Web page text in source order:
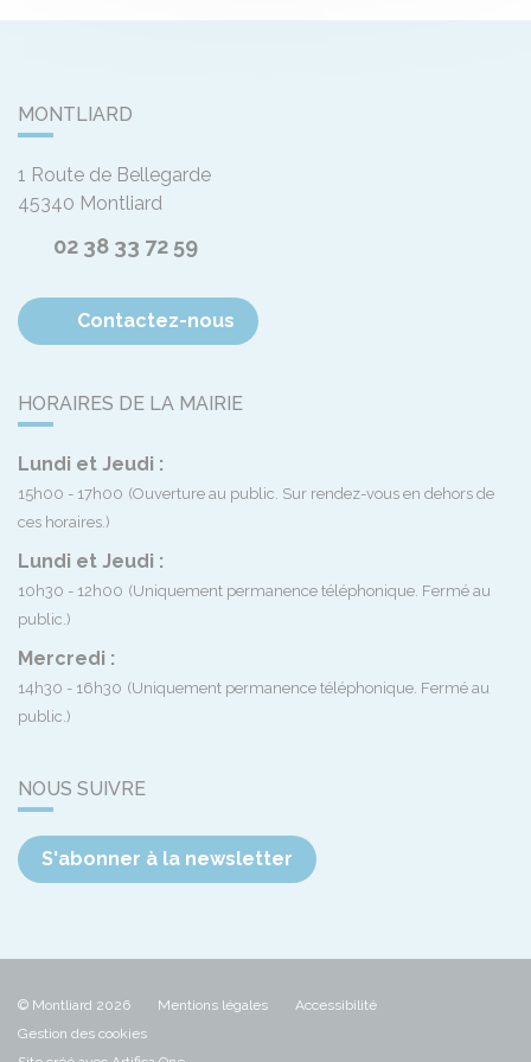
MONTLIARD
1 Route de Bellegarde
45340 Montliard
02 38 33 72 59
Contactez-nous
HORAIRES DE LA MAIRIE
Lundi et Jeudi :
15h00 - 17h00 (Ouverture au public. Sur rendez-vous en dehors de
ces horaires.)
Lundi et Jeudi :
10h30 - 12h00 (Uniquement permanence téléphonique. Fermé au
public.)
Mercredi :
14h30 - 16h30 (Uniquement permanence téléphonique. Fermé au
public.)
NOUS SUIVRE
S'abonner à la newsletter
© Montliard 2026 Mentions légales
Accessibilité
Gestion des cookies